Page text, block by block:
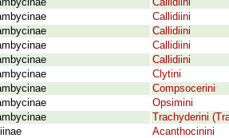
Callidiini
Callidiini
Callidiini
Callidiini
Callidiini
Clytini
Compsocerini
Opsimini
Trachyderini
Acanthocinini